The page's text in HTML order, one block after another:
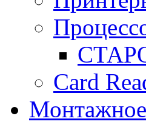
Сard
Монтажное